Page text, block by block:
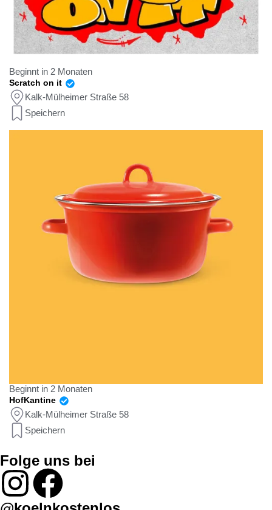
Beginnt in 2 Monaten
Scratch on it
Kalk-Mülheimer Straße 58
Speichern
Beginnt in 2 Monaten
HofKantine
Kalk-Mülheimer Straße 58
Speichern
Folge uns bei